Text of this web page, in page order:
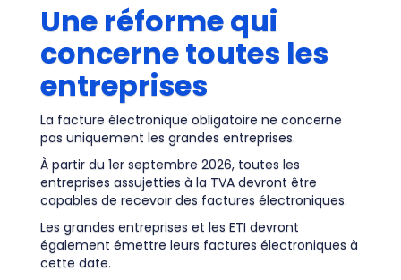
Une réforme qui
concerne toutes les
entreprises
La facture électronique obligatoire ne concerne
pas uniquement les grandes entreprises.
À partir du 1er septembre 2026, toutes les
entreprises assujetties à la TVA devront être
capables de recevoir des factures électroniques.
Les grandes entreprises et les ETI devront
également émettre leurs factures électroniques à
cette date.